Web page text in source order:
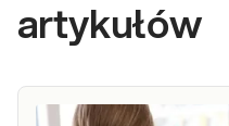
artykułów